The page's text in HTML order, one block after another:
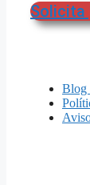
Solicita
Blog